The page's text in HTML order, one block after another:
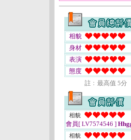
相貌
身材
表演
態度
註﹕最高值 5分
相貌
會員[ LV7574546 ]
相貌